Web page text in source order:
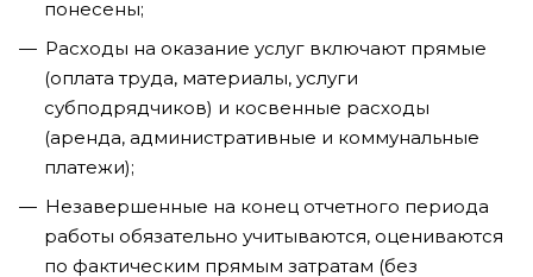
понесены;
Расходы на оказание услуг включают прямые
(оплата труда, материалы, услуги
субподрядчиков) и косвенные расходы
(аренда, административные и коммунальные
платежи);
Незавершенные на конец отчетного периода
работы обязательно учитываются, оцениваются
по фактическим прямым затратам (без